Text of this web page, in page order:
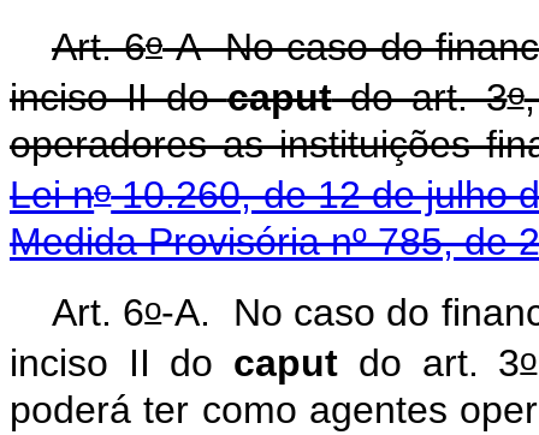
Art. 6o-A No caso do
inciso II docaputdo art. 3o
operadores as instituições
Lei no10.260, de 12 de julho
Medida Provisória nº 785, de
Art. 6o-A. No caso do
inciso II do caput do art. 3o
poderá ter como agentes